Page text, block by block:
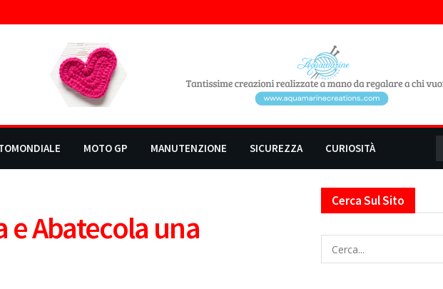
MOTO GP MANUTENZIONE SICUREZZA CURIOSITÀ
e Abatecola una
Cerca Sul Sito